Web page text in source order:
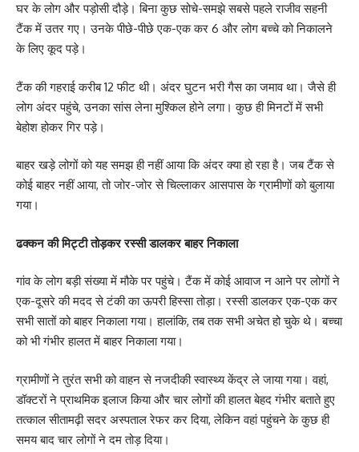
घर के लोग और पड़ोसी दौड़े। बिना कुछ सोचे-समझे सबसे पहले राजीव सहनी
टैंक में उतर गए। उनके पीछे-पीछे एक-एक कर 6 और लोग बच्चे को निकालने
के लिए कूद पड़े।
टैंक की गहराई करीब 12 फीट थी। अंदर घुटन भरी गैस का जमाव था। जैसे ही
लोग अंदर पहुंचे, उनका सांस लेना मुश्किल होने लगा। कुछ ही मिनटों में सभी
बेहोश होकर गिर पड़े।
बाहर खड़े लोगों को यह समझ ही नहीं आया कि अंदर क्या हो रहा है। जब टैंक से
कोई बाहर नहीं आया, तो जोर-जोर से चिल्लाकर आसपास के ग्रामीणों को बुलाया
गया।
ढक्कन की मिट्टी तोड़कर रस्सी डालकर बाहर निकाला
गांव के लोग बड़ी संख्या में मौके पर पहुंचे। टैंक में कोई आवाज न आने पर लोगों ने
एक-दूसरे की मदद से टंकी का ऊपरी हिस्सा तोड़ा। रस्सी डालकर एक-एक कर
सभी सातों को बाहर निकाला गया। हालांकि, तब तक सभी अचेत हो चुके थे। बच्चा
को भी गंभीर हालत में बाहर निकाला गया।
ग्रामीणों ने तुरंत सभी को वाहन से नजदीकी स्वास्थ्य केंद्र ले जाया गया। वहां,
डॉक्टरों ने प्राथमिक इलाज किया और चार लोगों की हालत बेहद गंभीर बताते हुए
तत्काल सीतामढ़ी सदर अस्पताल रेफर कर दिया, लेकिन वहां पहुंचने के कुछ ही
समय बाद चार लोगों ने दम तोड़ दिया।